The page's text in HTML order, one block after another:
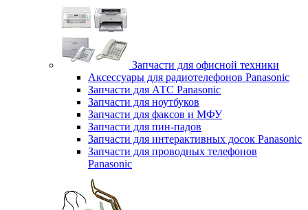
Запчасти для офисной техники
Аксессуары для радиотелефонов Panasonic
Запчасти для АТС Panasonic
Запчасти для ноутбуков
Запчасти для факсов и МФУ
Запчасти для пин-падов
Запчасти для интерактивных досок Panasonic
Запчасти для проводных телефонов
Panasonic